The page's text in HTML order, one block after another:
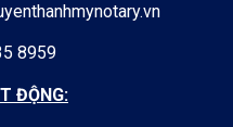
8959
ĐỘNG: